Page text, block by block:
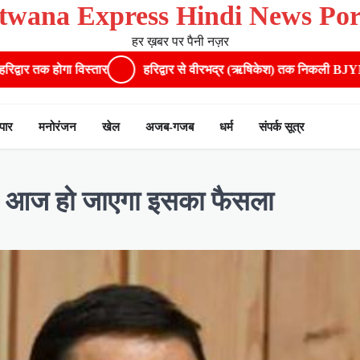
Express Hindi News
हर ख़बर पर पैनी नज़र
​हरिद्वार से वीरभद्र (ऋषिकेश) तक निकली BJYM की भव्य कांवड़ यात्रा;
मनोरंजन खेल अजब-गजब धर्म संपर्क सूत्र
आज हो जाएगा इसका फैसला